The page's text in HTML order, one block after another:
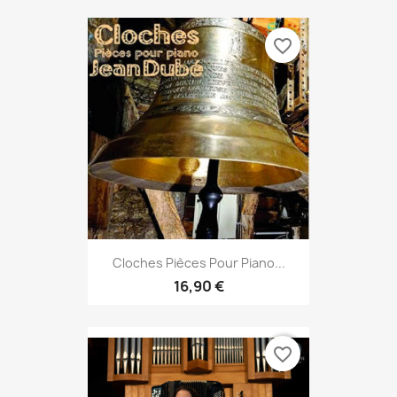
Cloches Pièces Pour Piano...
16,90 €
favorite_border
favorite_border